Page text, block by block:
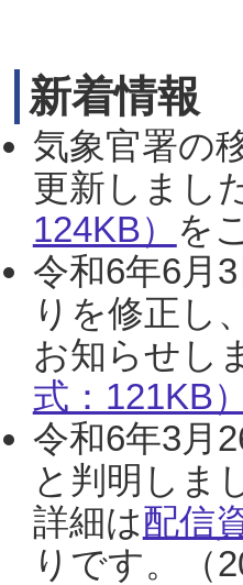
新着情報
気象官署の
更新しまし
124KB） を
令和6年6月
りを修正し
お知らせし
式：121KB）
令和6年3月
と判明しま
詳細は配信
りです。（